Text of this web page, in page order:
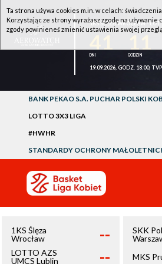
1KS ŚLĘZA WROCŁAW -
19.09.2026, GODZ. 18:00,
BANK PEKAO S.A. PUCHAR POLSKI
LOTTO 3X3 LIGA
#HWHR
STANDARDY OCHRONY
1KS Ślęza
Wrocław
--
LOTTO AZS
UMCS Lublin
--
SKK
MKS
Ta strona używa cookies m.in. w celach:
Korzystając ze strony wyrażasz zgodę na używanie
zgody powinieneś zmienić ustawienia swojej